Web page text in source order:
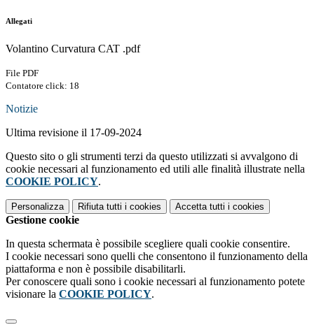
Allegati
Volantino Curvatura CAT .pdf
File PDF
Contatore click: 18
Notizie
Ultima revisione il 17-09-2024
Questo sito o gli strumenti terzi da questo utilizzati si avvalgono di
cookie necessari al funzionamento ed utili alle finalità illustrate nella
COOKIE POLICY.
Personalizza Rifiuta tutti i cookies Accetta tutti i cookies
Gestione cookie
In questa schermata è possibile scegliere quali cookie consentire.
I cookie necessari sono quelli che consentono il funzionamento della
piattaforma e non è possibile disabilitarli.
Per conoscere quali sono i cookie necessari al funzionamento potete
visionare la COOKIE POLICY.